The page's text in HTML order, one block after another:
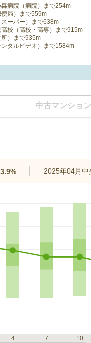
轟病院（病院）まで254m
局）まで559m
スーパー）まで638m
校（高校・高専）まで915m
）まで935m
タルビデオ）まで1584m
中古マンション
2025年04月中
4 7
10